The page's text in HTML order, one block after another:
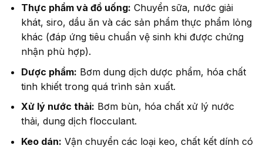
Thực phẩm và đồ uống: Chuyển sữa, nước giải
khát, siro, dầu ăn và các sản phẩm thực phẩm lỏng
khác (đáp ứng tiêu chuẩn vệ sinh khi được chứng
nhận phù hợp).
Dược phẩm: Bơm dung dịch dược phẩm, hóa chất
tinh khiết trong quá trình sản xuất.
Xử lý nước thải: Bơm bùn, hóa chất xử lý nước
thải, dung dịch flocculant.
Keo dán: Vận chuyển các loại keo, chất kết dính có